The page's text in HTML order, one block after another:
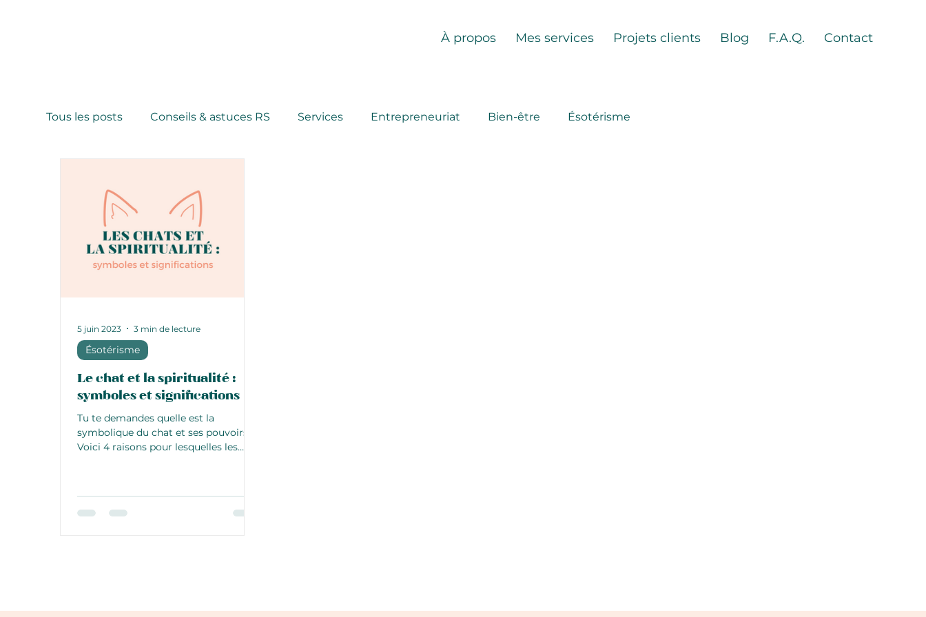
À propos Mes services Projets clients Blog F.A.Q. Contact
Tous les posts Conseils & astuces RS Services Entrepreneuriat Bien-être Ésotérisme
Le chat et la spiritualité :
symboles et significations
Tu te demandes quelle est la
symbolique du chat et ses pouvoirs ?
Voici 4 raisons pour lesquelles les
Ésotérisme
5 juin 2023 3 min de lecture